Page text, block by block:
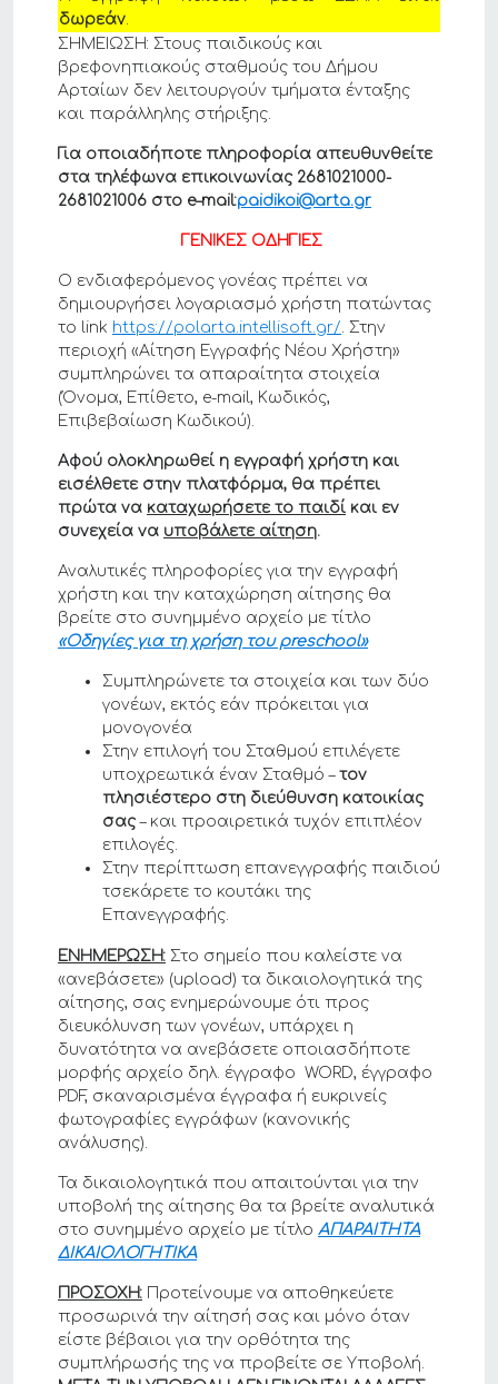
δωρεάν.
ΣΗΜΕΙΩΣΗ: Στους παιδικούς και
βρεφονηπιακούς σταθμούς του Δήμου
Αρταίων δεν λειτουργούν τμήματα ένταξης
και παράλληλης στήριξης.
Για οποιαδήποτε πληροφορία απευθυνθείτε
στα τηλέφωνα επικοινωνίας 2681021000-
2681021006 στο e–mail:paidikoi@arta.gr
ΓΕΝΙΚΕΣ ΟΔΗΓΙΕΣ
Ο ενδιαφερόμενος γονέας πρέπει να
δημιουργήσει λογαριασμό χρήστη πατώντας
το link https://polarta.intellisoft.gr/. Στην
περιοχή «Αίτηση Εγγραφής Νέου Χρήστη»
συμπληρώνει τα απαραίτητα στοιχεία
(Όνομα, Επίθετο, e-mail, Κωδικός,
Επιβεβαίωση Κωδικού).
Αφού ολοκληρωθεί η εγγραφή χρήστη και
εισέλθετε στην πλατφόρμα, θα πρέπει
πρώτα να καταχωρήσετε το παιδί και εν
συνεχεία να υποβάλετε αίτηση.
Αναλυτικές πληροφορίες για την εγγραφή
χρήστη και την καταχώρηση αίτησης θα
βρείτε στο συνημμένο αρχείο με τίτλο
«Οδηγίες για τη χρήση του preschool»
Συμπληρώνετε τα στοιχεία και των δύο
γονέων, εκτός εάν πρόκειται για
μονογονέα
Στην επιλογή του Σταθμού επιλέγετε
υποχρεωτικά έναν Σταθμό – τον
πλησιέστερο στη διεύθυνση κατοικίας
σας– και προαιρετικά τυχόν επιπλέον
επιλογές.
Στην περίπτωση επανεγγραφής παιδιού
τσεκάρετε το κουτάκι της
Επανεγγραφής.
ΕΝΗΜΕΡΩΣΗ: Στο σημείο που καλείστε να
«ανεβάσετε» (upload) τα δικαιολογητικά της
αίτησης, σας ενημερώνουμε ότι προς
διευκόλυνση των γονέων, υπάρχει η
δυνατότητα να ανεβάσετε οποιασδήποτε
μορφής αρχείο δηλ. έγγραφο WORD, έγγραφο
PDF, σκαναρισμένα έγγραφα ή ευκρινείς
φωτογραφίες εγγράφων (κανονικής
ανάλυσης).
Τα δικαιολογητικά που απαιτούνται για την
υποβολή της αίτησης θα τα βρείτε αναλυτικά
στο συνημμένο αρχείο με τίτλο ΑΠΑΡΑΙΤΗΤΑ
ΔΙΚΑΙΟΛΟΓΗΤΙΚΑ
ΠΡΟΣΟΧΗ: Προτείνουμε να αποθηκεύετε
προσωρινά την αίτησή σας και μόνο όταν
είστε βέβαιοι για την ορθότητα της
συμπλήρωσής της να προβείτε σε Υποβολή.